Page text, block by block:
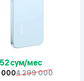
сум/мес
0004 299 000